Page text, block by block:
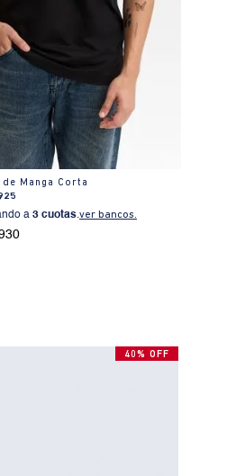
Manga Corta
a3 cuotas.ver bancos.
40% OFF